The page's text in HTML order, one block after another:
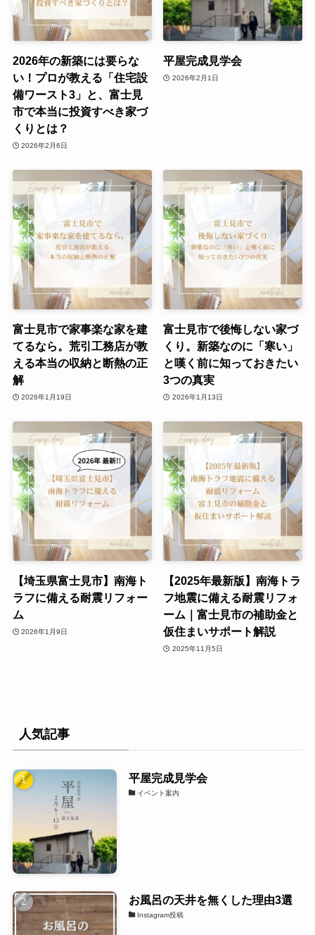
2026年の新築には要らな
い！プロが教える「住宅設
備ワースト3」と、富士見
市で本当に投資すべき家づ
くりとは？
2026年2月6日
平屋完成見学会
2026年2月1日
富士見市で家事楽な家を建
てるなら。荒引工務店が教
える本当の収納と断熱の正
解
2026年1月19日
富士見市で後悔しない家づ
くり。新築なのに「寒い」
と嘆く前に知っておきたい
3つの真実
2026年1月13日
【埼玉県富士見市】南海ト
ラフに備える耐震リフォー
ム
2026年1月9日
【2025年最新版】南海トラ
フ地震に備える耐震リフォ
ーム｜富士見市の補助金と
仮住まいサポート解説
2025年11月5日
人気記事
平屋完成見学会
イベント案内
お風呂の天井を無くした理由3選
Instagram投稿